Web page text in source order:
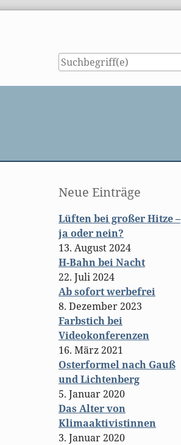
Seitenleiste
Neue Einträge
Lüften bei großer Hitze –
ja oder nein?
13. August 2024
H-Bahn bei Nacht
22. Juli 2024
Ab sofort werbefrei
8. Dezember 2023
Farbstich bei
Videokonferenzen
16. März 2021
Osterformel nach Gauß
und Lichtenberg
5. Januar 2020
Das Alter von
Klimaaktivistinnen
3. Januar 2020